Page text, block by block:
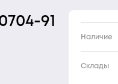
91
Наличие
Склады